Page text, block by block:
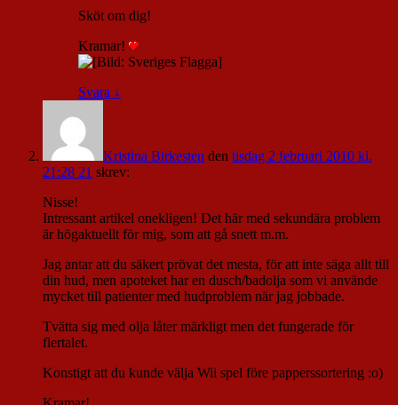
Sköt om dig!
Kramar!
Svara ↓
Kristina Birkesten den tisdag 2 februari 2010 kl.
21:28 21 skrev:
Nisse!
Intressant artikel onekligen! Det här med sekundära problem
är högaktuellt för mig, som att gå snett m.m.
Jag antar att du säkert prövat det mesta, för att inte säga allt till
din hud, men apoteket har en dusch/badolja som vi använde
mycket till patienter med hudproblem när jag jobbade.
Tvätta sig med olja låter märkligt men det fungerade för
flertalet.
Konstigt att du kunde välja Wii spel före papperssortering :o)